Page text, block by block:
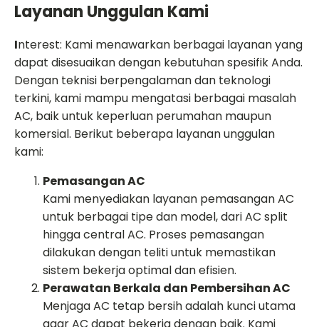
Layanan Unggulan Kami
Interest: Kami menawarkan berbagai layanan yang
dapat disesuaikan dengan kebutuhan spesifik Anda.
Dengan teknisi berpengalaman dan teknologi
terkini, kami mampu mengatasi berbagai masalah
AC, baik untuk keperluan perumahan maupun
komersial. Berikut beberapa layanan unggulan
kami:
Pemasangan AC
Kami menyediakan layanan pemasangan AC
untuk berbagai tipe dan model, dari AC split
hingga central AC. Proses pemasangan
dilakukan dengan teliti untuk memastikan
sistem bekerja optimal dan efisien.
Perawatan Berkala dan Pembersihan AC
Menjaga AC tetap bersih adalah kunci utama